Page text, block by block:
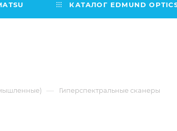
КАТАЛОГ EDMUND
— Гиперспектральные сканеры